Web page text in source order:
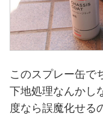
このスプレー缶で
下地処理なんかし
度なら誤魔化せる